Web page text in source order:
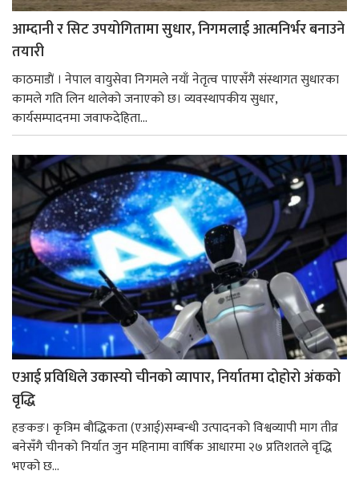
आम्दानी र सिट उपयोगितामा सुधार, निगमलाई आत्मनिर्भर बनाउने
तयारी
काठमाडाैं । नेपाल वायुसेवा निगमले नयाँ नेतृत्व पाएसँगै संस्थागत सुधारका
कामले गति लिन थालेको जनाएको छ। व्यवस्थापकीय सुधार,
कार्यसम्पादनमा जवाफदेहिता...
एआई प्रविधिले उकास्यो चीनको व्यापार, निर्यातमा दोहोरो अंकको
वृद्धि
हङकङ। कृत्रिम बौद्धिकता (एआई)सम्बन्धी उत्पादनको विश्वव्यापी माग तीव्र
बनेसँगै चीनको निर्यात जुन महिनामा वार्षिक आधारमा २७ प्रतिशतले वृद्धि
भएको छ...